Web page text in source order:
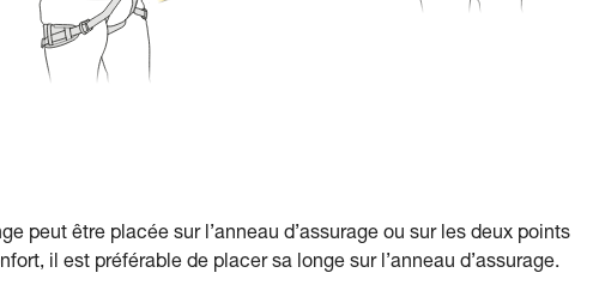
peut être placée sur l’anneau d’assurage ou sur les deux points
il est préférable de placer sa longe sur l’anneau d’assurage.